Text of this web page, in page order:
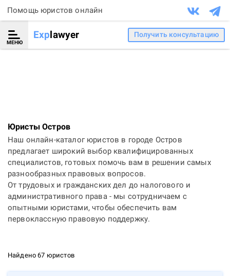
Помощь юристов онлайн
МЕНЮ
Explawyer Получить консультацию
Юристы Остров
Наш онлайн-каталог юристов в городе Остров
предлагает широкий выбор квалифицированных
специалистов, готовых помочь вам в решении самых
разнообразных правовых вопросов.
От трудовых и гражданских дел до налогового и
административного права - мы сотрудничаем с
опытными юристами, чтобы обеспечить вам
первоклассную правовую поддержку.
Найдено 67 юристов